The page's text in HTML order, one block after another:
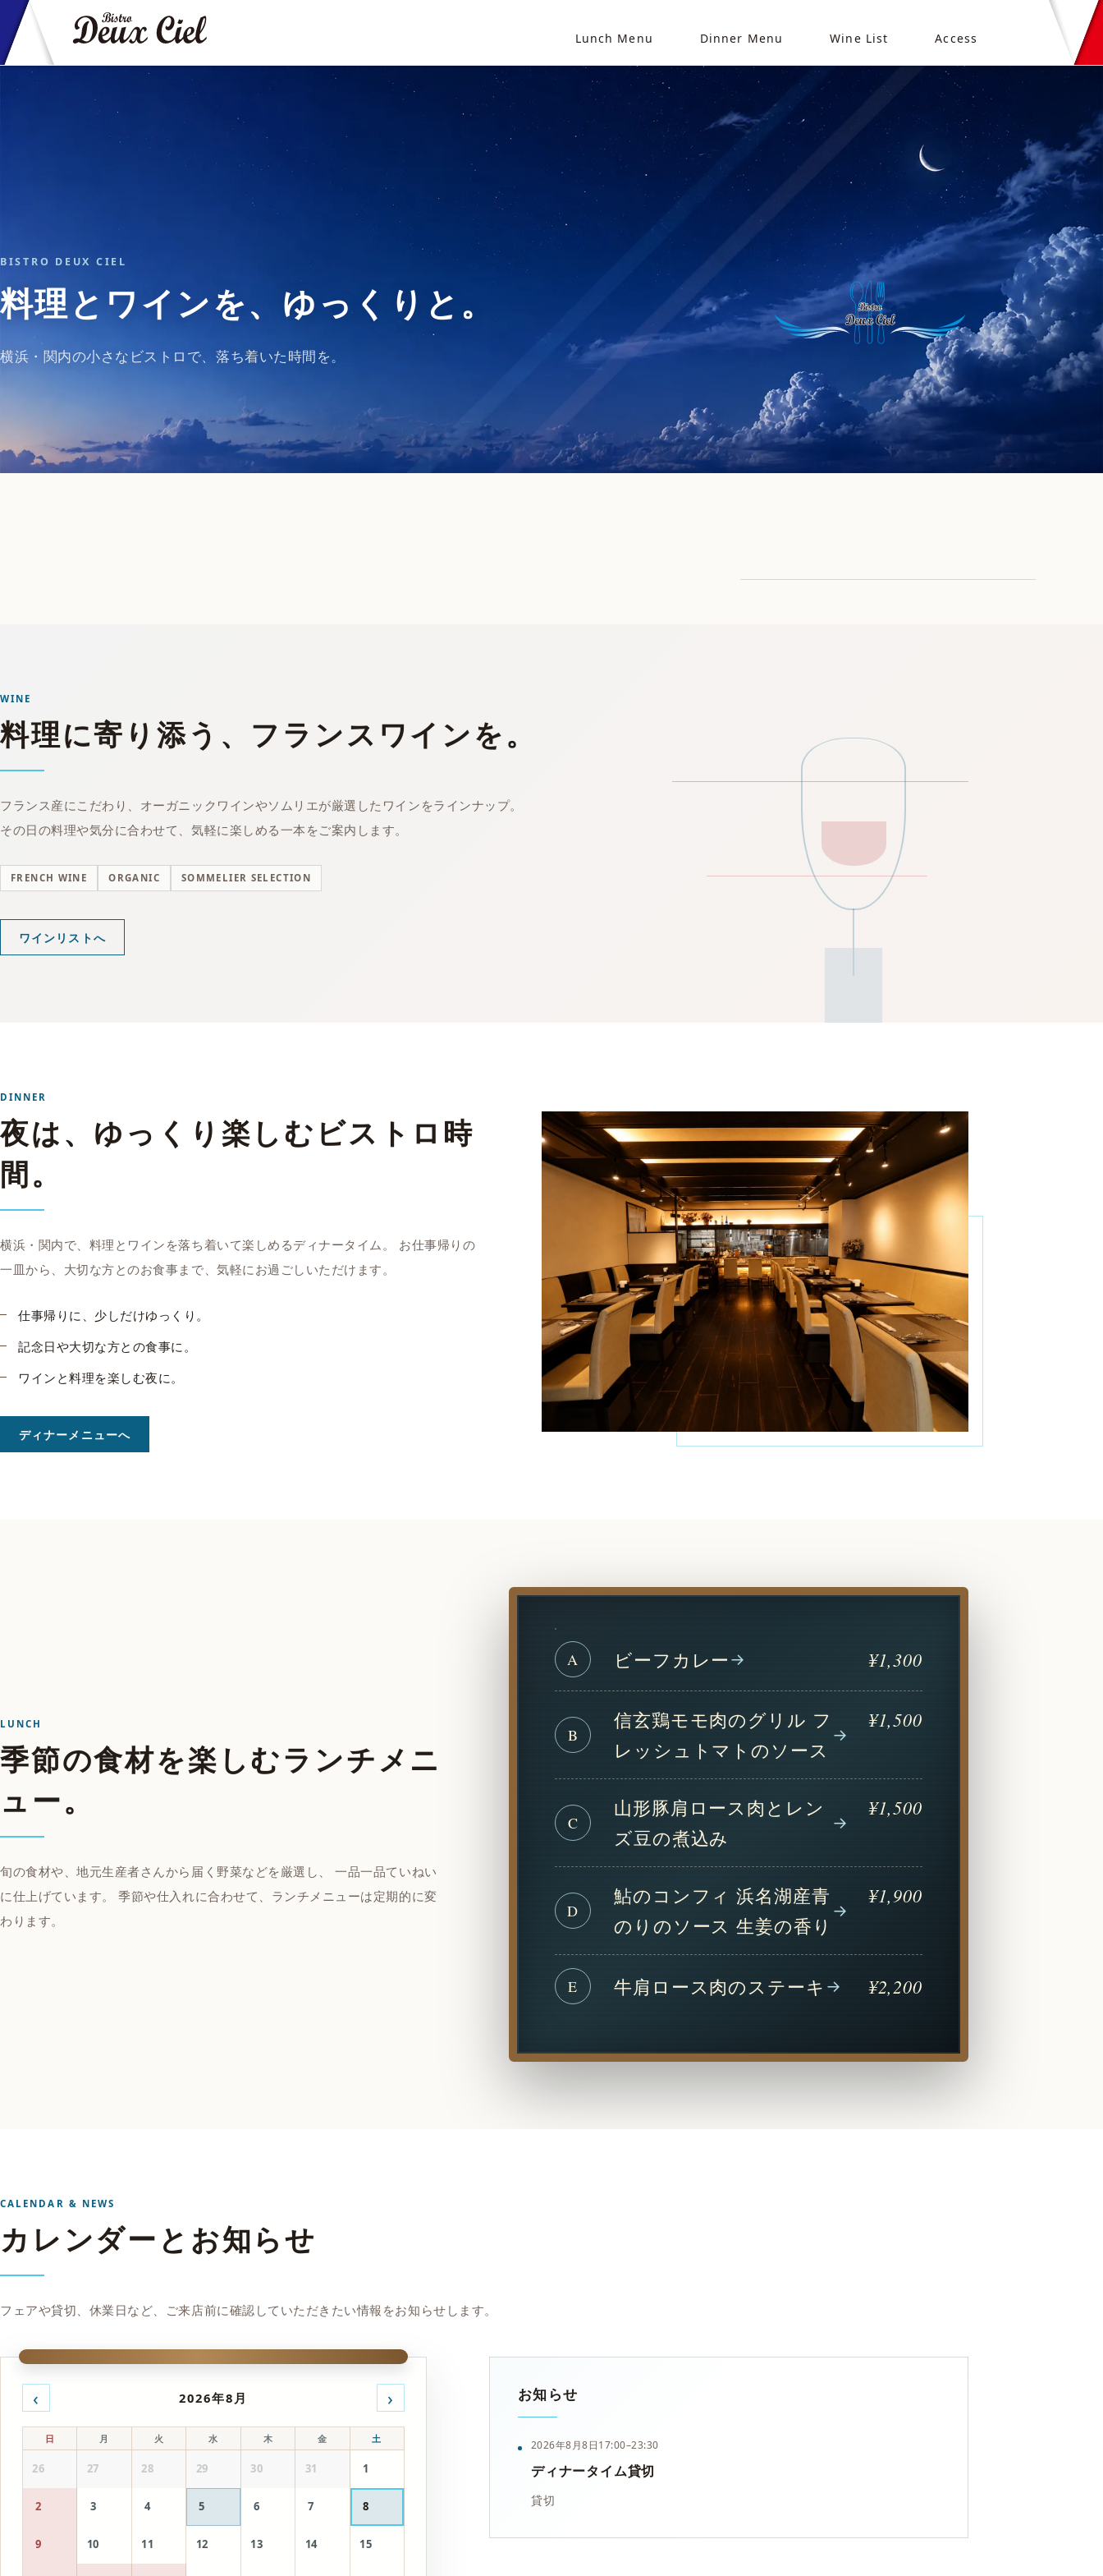
Lunch Menu Dinner Menu Wine List Access
BISTRO DEUX CIEL
料理とワインを、ゆっくりと。
横浜・関内の小さなビストロで、落ち着いた時間を。
WINE
料理に寄り添う、 フランスワインを。
フランス産にこだわり、オーガニックワインやソムリエが厳選したワインをラインナップ。
その日の料理や気分に合わせて、気軽に楽しめる一本をご案内します。
FRENCH WINE ORGANIC SOMMELIER SELECTION
ワインリストへ
DINNER
夜は、ゆっくり楽しむ ビストロ時
間。
横浜・関内で、料理とワインを落ち着いて楽しめるディナータイム。 お仕事帰りの
一皿から、大切な方とのお食事まで、気軽にお過ごしいただけます。
仕事帰りに、少しだけゆっくり。
記念日や大切な方との食事に。
ワインと料理を楽しむ夜に。
ディナーメニューへ
LUNCH
季節の食材を楽しむランチメニ
ュー。
旬の食材や、地元生産者さんから届く野菜などを厳選し、 一品一品ていねい
に仕上げています。 季節や仕入れに合わせて、ランチメニューは定期的に変
わります。
A ビーフカレー ¥1,300
B
信玄鶏モモ肉のグリル フ
レッシュトマトのソース
¥1,500
C
山形豚肩ロース肉とレン
ズ豆の煮込み
¥1,500
D
鮎のコンフィ 浜名湖産青
のりのソース 生姜の香り
¥1,900
E 牛肩ロース肉のステーキ ¥2,200
CALENDAR & NEWS
カレンダーと お知らせ
フェアや貸切、休業日など、ご来店前に確認していただきたい情報をお知らせします。
‹ 2026年8月 ›
日 月 火 水 木 金 土
26 27 28 29 30 31 1
2 3 4 5 6 7 8
9 10 11 12 13 14 15
お知らせ
2026年8月8日17:00–23:30
ディナータイム貸切
貸切